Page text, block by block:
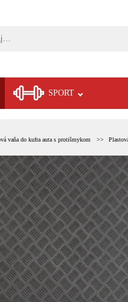
SPORT
vaňa do kufra auta s protišmykom